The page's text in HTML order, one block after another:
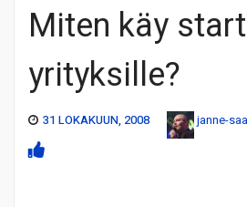
Miten käy
yrityksille?
31 LOKAKUUN, 2008 janne-